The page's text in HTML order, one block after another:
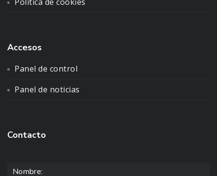
Accesos
Panel de control
Panel de noticias
Contacto